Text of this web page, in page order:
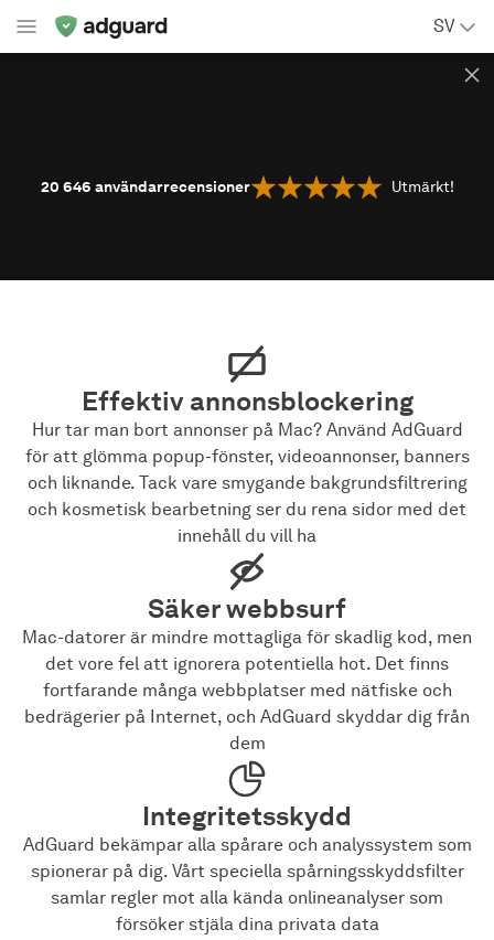
SV
20 646 användarrecensioner Utmärkt!
Effektiv annonsblockering
Hur tar man bort annonser på Mac? Använd AdGuard
för att glömma popup-fönster, videoannonser, banners
och liknande. Tack vare smygande bakgrundsfiltrering
och kosmetisk bearbetning ser du rena sidor med det
innehåll du vill ha
Säker webbsurf
Mac-datorer är mindre mottagliga för skadlig kod, men
det vore fel att ignorera potentiella hot. Det finns
fortfarande många webbplatser med nätfiske och
bedrägerier på Internet, och AdGuard skyddar dig från
dem
Integritetsskydd
AdGuard bekämpar alla spårare och analyssystem som
spionerar på dig. Vårt speciella spårningsskyddsfilter
samlar regler mot alla kända onlineanalyser som
försöker stjäla dina privata data